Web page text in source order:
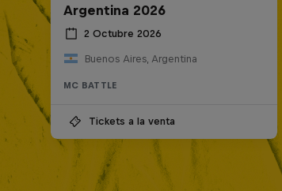
Argentina 2026
2 Octubre 2026
Buenos Aires, Argentina
MC BATTLE
Tickets a la venta